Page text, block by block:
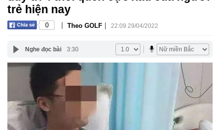
trẻ hiện nay
0 | Theo GOLF | 22:09 29/04/2022
Nghe đọc bài 3:30